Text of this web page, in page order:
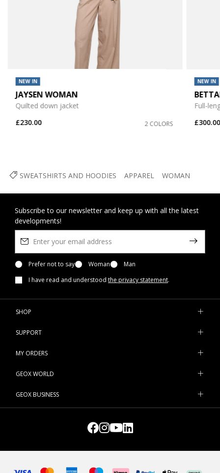
SWEATSHIRTS AND HOODIES APPAREL WOMAN
NEW IN
JAYSEN WOMAN
Quilted down jacket
£230.00
2 COLORS
NEW IN
Full-
£300.00
Subscribe to our newsletter and keep up with all the latest
developments!
Prefer not to say Woman
Man
I have read and understood the privacy statement.
SHOP
SUPPORT
MY ORDERS
GEOX WORLD
GEOX BUSINESS